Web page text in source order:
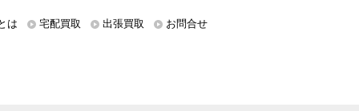
は 宅配買取 出張買取 お問合せ